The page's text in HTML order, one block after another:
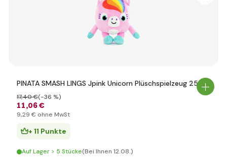
PINATA SMASH LINGS Jpink Unicorn Plüschspielzeug 25cm
11,06 €
17,40 €(-36 %)
9,29 € ohne MwSt
+ 11 Punkte
Auf Lager > 5 Stücke(Bei Ihnen 12.08.)